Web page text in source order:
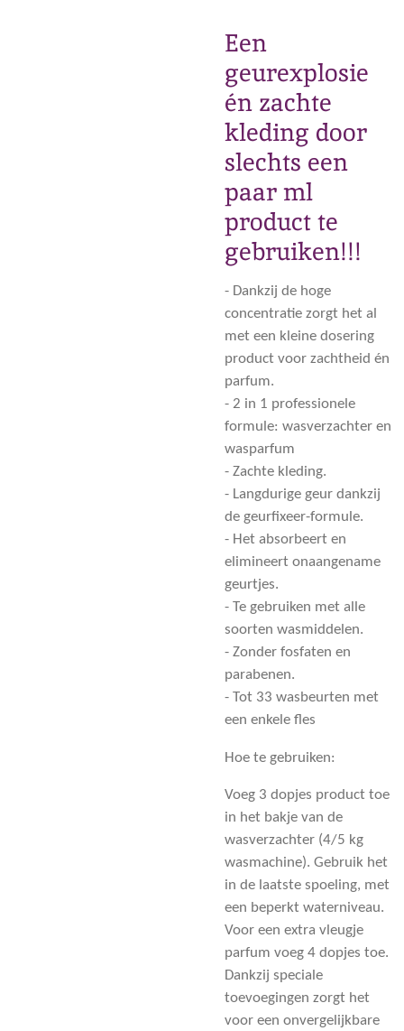
Een
geurexplosie
én zachte
kleding door
slechts een
paar ml
product te
gebruiken!!!
- Dankzij de hoge
concentratie zorgt het al
met een kleine dosering
product voor zachtheid én
parfum.
- 2 in 1 professionele
formule: wasverzachter en
wasparfum
- Zachte kleding.
- Langdurige geur dankzij
de geurfixeer-formule.
- Het absorbeert en
elimineert onaangename
geurtjes.
- Te gebruiken met alle
soorten wasmiddelen.
- Zonder fosfaten en
parabenen.
- Tot 33 wasbeurten met
een enkele fles
Hoe te gebruiken:
Voeg 3 dopjes product toe
in het bakje van de
wasverzachter (4/5 kg
wasmachine). Gebruik het
in de laatste spoeling, met
een beperkt waterniveau.
Voor een extra vleugje
parfum voeg 4 dopjes toe.
Dankzij speciale
toevoegingen zorgt het
voor een onvergelijkbare